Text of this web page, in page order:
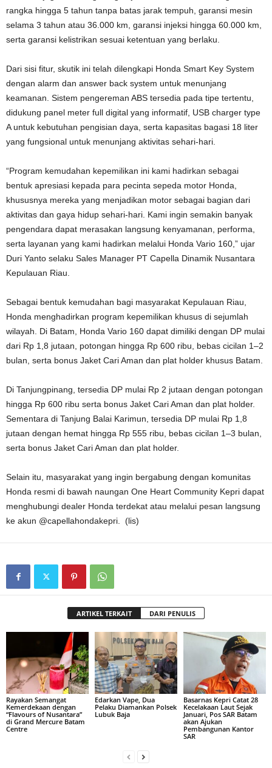
rangka hingga 5 tahun tanpa batas jarak tempuh, garansi mesin
selama 3 tahun atau 36.000 km, garansi injeksi hingga 60.000 km,
serta garansi kelistrikan sesuai ketentuan yang berlaku.
Dari sisi fitur, skutik ini telah dilengkapi Honda Smart Key System
dengan alarm dan answer back system untuk menunjang
keamanan. Sistem pengereman ABS tersedia pada tipe tertentu,
didukung panel meter full digital yang informatif, USB charger type
A untuk kebutuhan pengisian daya, serta kapasitas bagasi 18 liter
yang fungsional untuk menunjang aktivitas sehari-hari.
“Program kemudahan kepemilikan ini kami hadirkan sebagai
bentuk apresiasi kepada para pecinta sepeda motor Honda,
khususnya mereka yang menjadikan motor sebagai bagian dari
aktivitas dan gaya hidup sehari-hari. Kami ingin semakin banyak
pengendara dapat merasakan langsung kenyamanan, performa,
serta layanan yang kami hadirkan melalui Honda Vario 160,” ujar
Duri Yanto selaku Sales Manager PT Capella Dinamik Nusantara
Kepulauan Riau.
Sebagai bentuk kemudahan bagi masyarakat Kepulauan Riau,
Honda menghadirkan program kepemilikan khusus di sejumlah
wilayah. Di Batam, Honda Vario 160 dapat dimiliki dengan DP mulai
dari Rp 1,8 jutaan, potongan hingga Rp 600 ribu, bebas cicilan 1–2
bulan, serta bonus Jaket Cari Aman dan plat holder khusus Batam.
Di Tanjungpinang, tersedia DP mulai Rp 2 jutaan dengan potongan
hingga Rp 600 ribu serta bonus Jaket Cari Aman dan plat holder.
Sementara di Tanjung Balai Karimun, tersedia DP mulai Rp 1,8
jutaan dengan hemat hingga Rp 555 ribu, bebas cicilan 1–3 bulan,
serta bonus Jaket Cari Aman dan plat holder.
Selain itu, masyarakat yang ingin bergabung dengan komunitas
Honda resmi di bawah naungan One Heart Community Kepri dapat
menghubungi dealer Honda terdekat atau melalui pesan langsung
ke akun @capellahondakepri. (lis)
ARTIKEL TERKAIT DARI PENULIS
Rayakan Semangat
Kemerdekaan dengan
“Flavours of Nusantara”
di Grand Mercure Batam
Centre
Edarkan Vape, Dua
Pelaku Diamankan Polsek
Lubuk Baja
Basarnas Kepri Catat 28
Kecelakaan Laut Sejak
Januari, Pos SAR Batam
akan Ajukan
Pembangunan Kantor
SAR